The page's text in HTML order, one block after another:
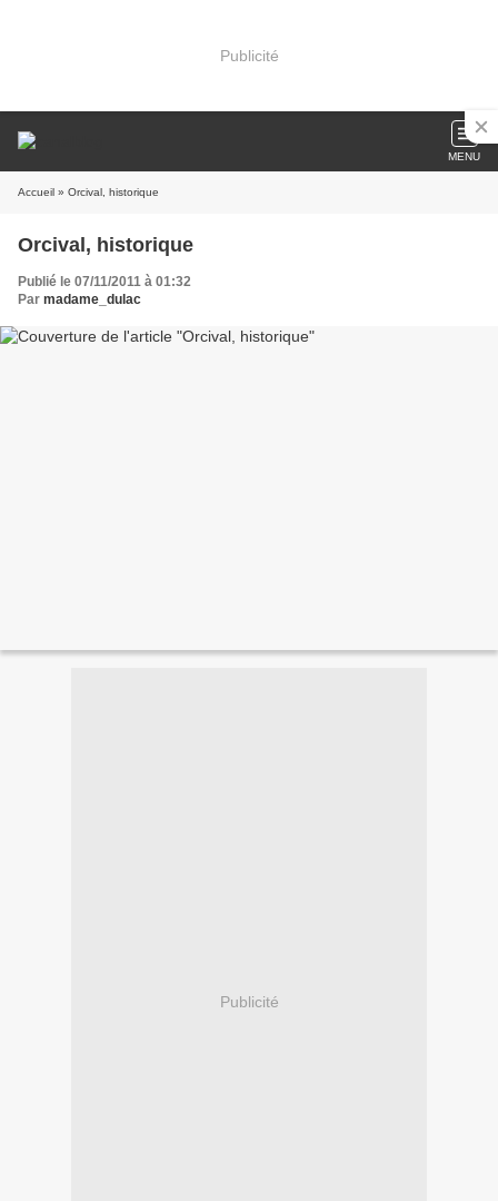
Publicité
MENU
Accueil » Orcival, historique
Orcival, historique
Publié le 07/11/2011 à 01:32
Par madame_dulac
Publicité